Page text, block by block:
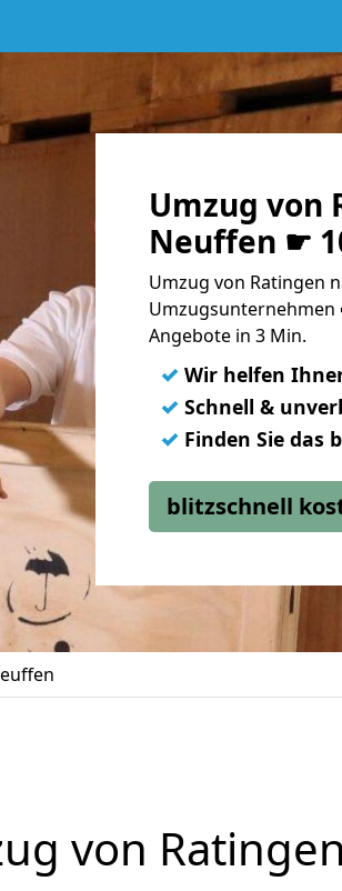
Umzug von
Neuffen ☛
Umzug von Ratingen
Umzugsunternehmen
Angebote in 3 Min.
✓ Wir helfen
✓ Schnell &
✓ Finden Sie das
blitzschnell
von